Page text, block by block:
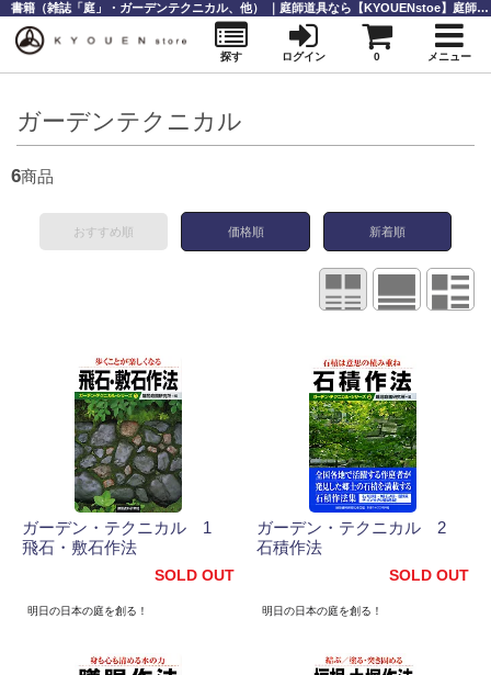
ガーデンテクニカル
6商品
おすすめ順 価格順 新着順
ガーデン・テクニカル 1
飛石・敷石作法
SOLD OUT
明日の日本の庭を創る！
ガーデン・テクニカル 2
石積作法
SOLD OUT
明日の日本の庭を創る！
書籍（雑誌「庭」・ガーデンテクニカル、他） ｜庭師道具なら【KYOUENstoe】庭師道具・造園資材の販売と通販
探す ログイン 0 メニュー